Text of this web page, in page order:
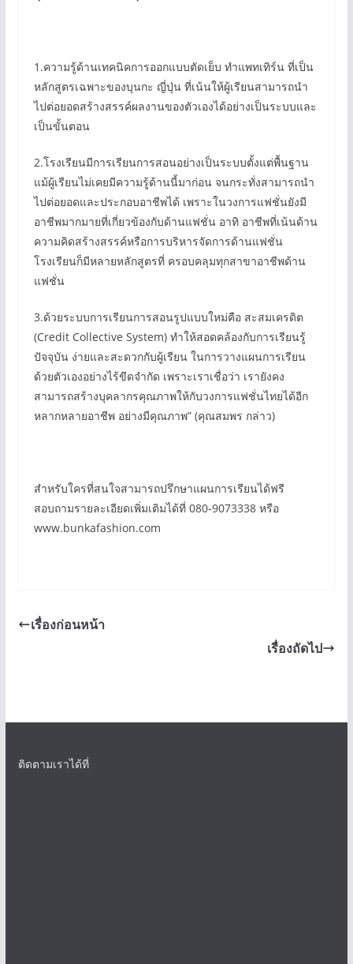
1.ความรู้ด้านเทคนิคการออกแบบตัดเย็บ ทำแพทเทิร์น ที่เป็น
หลักสูตรเฉพาะของบุนกะ ญี่ปุ่น ที่เน้นให้ผู้เรียนสามารถนำ
ไปต่อยอดสร้างสรรค์ผลงานของตัวเองได้อย่างเป็นระบบและ
เป็นขั้นตอน
2.โรงเรียนมีการเรียนการสอนอย่างเป็นระบบตั้งแต่พื้นฐาน
แม้ผู้เรียนไม่เคยมีความรู้ด้านนี้มาก่อน จนกระทั่งสามารถนำ
ไปต่อยอดและประกอบอาชีพได้ เพราะในวงการแฟชั่นยังมี
อาชีพมากมายที่เกี่ยวข้องกับด้านแฟชั่น อาทิ อาชีพที่เน้นด้าน
ความคิดสร้างสรรค์หรือการบริหารจัดการด้านแฟชั่น
โรงเรียนก็มีหลายหลักสูตรที่ ครอบคลุมทุกสาขาอาชีพด้าน
แฟชั่น
3.ด้วยระบบการเรียนการสอนรูปแบบใหม่คือ สะสมเครดิต
(Credit Collective System) ทำให้สอดคล้องกับการเรียนรู้
ปัจจุบัน ง่ายและสะดวกกับผู้เรียน ในการวางแผนการเรียน
ด้วยตัวเองอย่างไร้ขีดจำกัด เพราะเราเชื่อว่า เรายังคง
สามารถสร้างบุคลากรคุณภาพให้กับวงการแฟชั่นไทยได้อีก
หลากหลายอาชีพ อย่างมีคุณภาพ” (คุณสมพร กล่าว)
สำหรับใครที่สนใจสามารถปรึกษาแผนการเรียนได้ฟรี
สอบถามรายละเอียดเพิ่มเติมได้ที่ 080-9073338 หรือ
www.bunkafashion.com
เรื่องก่อนหน้า
เรื่องถัดไป
ติดตามเราได้ที่